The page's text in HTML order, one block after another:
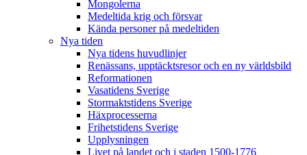
Mongolerna
Medeltida krig och försvar
Kända personer på medeltiden
Nya tiden
Nya tidens huvudlinjer
Renässans, upptäcktsresor och en ny världsbild
Reformationen
Vasatidens Sverige
Stormaktstidens Sverige
Häxprocesserna
Frihetstidens Sverige
Upplysningen
Livet på landet och i staden 1500-1776